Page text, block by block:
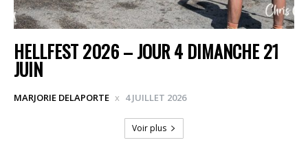
HELLFEST 2026 – JOUR 4 DIMANCHE 21
JUIN
MARJORIE DELAPORTE 4 JUILLET 2026
Voir plus